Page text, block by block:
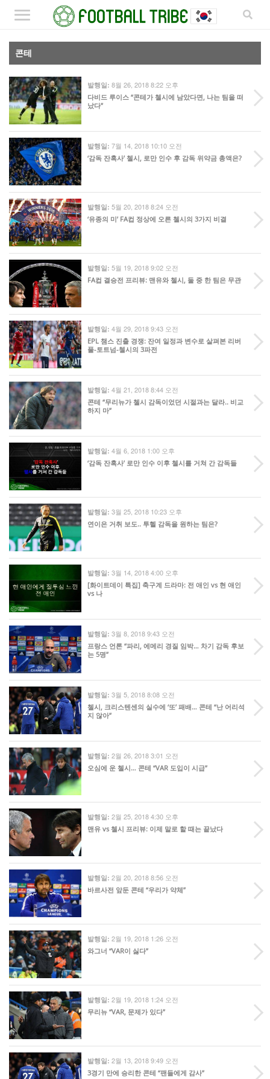
콘테
발행일: 8월 26, 2018 8:22 오후
다비드 루이스 “콘테가 첼시에 남았다면, 나는 팀을 떠
났다”
발행일: 7월 14, 2018 10:10 오전
‘감독 잔혹사’ 첼시, 로만 인수 후 감독 위약금 총액은?
발행일: 5월 20, 2018 8:24 오전
‘유종의 미’ FA컵 정상에 오른 첼시의 3가지 비결
발행일: 5월 19, 2018 9:02 오전
FA컵 결승전 프리뷰: 맨유와 첼시, 둘 중 한 팀은 무관
발행일: 4월 29, 2018 9:43 오전
EPL 챔스 진출 경쟁: 잔여 일정과 변수로 살펴본 리버
풀-토트넘-첼시의 3파전
발행일: 4월 21, 2018 8:44 오전
콘테 “무리뉴가 첼시 감독이었던 시절과는 달라.. 비교
하지 마”
발행일: 4월 6, 2018 1:00 오후
‘감독 잔혹사’ 로만 인수 이후 첼시를 거쳐 간 감독들
발행일: 3월 25, 2018 10:23 오후
연이은 거취 보도.. 투헬 감독을 원하는 팀은?
발행일: 3월 14, 2018 4:00 오후
[화이트데이 특집] 축구계 드라마: 전 애인 vs 현 애인
vs 나
발행일: 3월 8, 2018 9:43 오전
프랑스 언론 “파리, 에메리 경질 임박… 차기 감독 후보
는 5명”
발행일: 3월 5, 2018 8:08 오전
첼시, 크리스텐센의 실수에 ‘또’ 패배… 콘테 “난 어리석
지 않아”
발행일: 2월 26, 2018 3:01 오전
오심에 운 첼시… 콘테 “VAR 도입이 시급”
발행일: 2월 25, 2018 4:30 오후
맨유 vs 첼시 프리뷰: 이제 말로 할 때는 끝났다
발행일: 2월 20, 2018 8:56 오전
바르사전 앞둔 콘테 “우리가 약체”
발행일: 2월 19, 2018 1:26 오전
와그너 “VAR이 싫다”
발행일: 2월 19, 2018 1:24 오전
무리뉴 “VAR, 문제가 있다”
발행일: 2월 13, 2018 9:49 오전
3경기 만에 승리한 콘테 “팬들에게 감사”